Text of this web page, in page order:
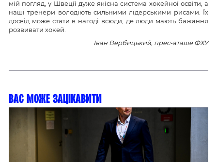
мій погляд, у Швеції дуже якісна система хокейної освіти, а
наші тренери володіють сильними лідерськими рисами. Їх
досвід може стати в нагоді всюди, де люди мають бажання
розвивати хокей.
Іван Вербицький, прес-аташе ФХУ
Вас може зацікавити